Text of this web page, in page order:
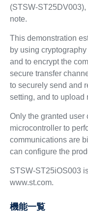
(STSW-
note.
This demonstration
by using
and to encrypt the
secure transfer
to securely send and
setting, and to upload
Only the granted user
microcontroller to
communications are
can configure the
STSW-ST25iOS003
www.st.com.
機能一覧